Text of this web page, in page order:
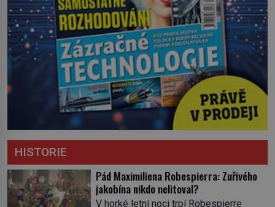
HISTORIE
Pád Maximiliena Robespierra: Zuřivého
jakobína nikdo nelitoval?
V horké letní noci trpí Robespierre